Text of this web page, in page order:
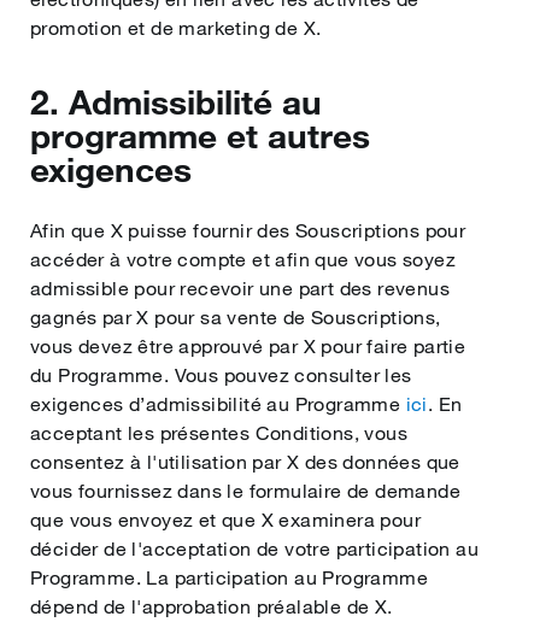
promotion et de marketing de X.
2. Admissibilité au
programme et autres
exigences
Afin que X puisse fournir des Souscriptions pour
accéder à votre compte et afin que vous soyez
admissible pour recevoir une part des revenus
gagnés par X pour sa vente de Souscriptions,
vous devez être approuvé par X pour faire partie
du Programme. Vous pouvez consulter les
exigences d’admissibilité au Programme ici. En
acceptant les présentes Conditions, vous
consentez à l'utilisation par X des données que
vous fournissez dans le formulaire de demande
que vous envoyez et que X examinera pour
décider de l'acceptation de votre participation au
Programme. La participation au Programme
dépend de l'approbation préalable de X.